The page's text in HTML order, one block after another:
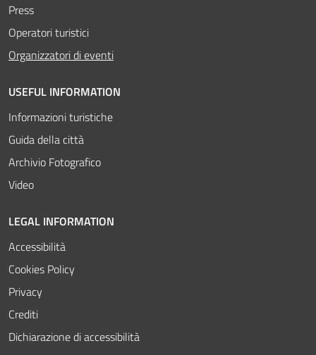
Press
Operatori turistici
Organizzatori di eventi
USEFUL INFORMATION
Informazioni turistiche
Guida della città
Archivio Fotografico
Video
LEGAL INFORMATION
Accessibilità
Cookies Policy
Privacy
Crediti
Dichiarazione di accessibilità